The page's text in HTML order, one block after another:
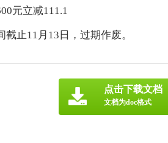
元立减111.1
止11月13日，过期作废。
点击下载文档
文档为doc格式